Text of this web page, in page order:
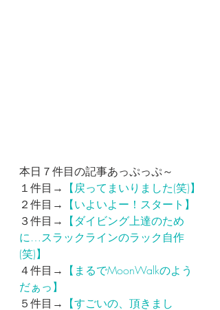
本日７件目の記事あっぷっぷ～
１件目→ 【戻ってまいりました(笑)】
２件目→ 【いよいよー！スタート】
３件目→ 【ダイビング上達のため
に…スラックラインのラック自作
(笑)】
４件目→ 【まるでMoonWalkのよう
だぁっ】
５件目→ 【すごいの、頂きまし